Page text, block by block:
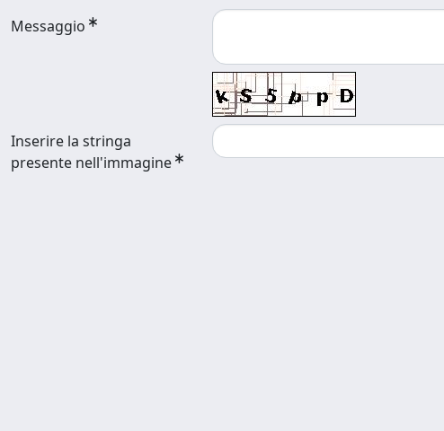
Messaggio
Inserire la stringa
presente nell'immagine